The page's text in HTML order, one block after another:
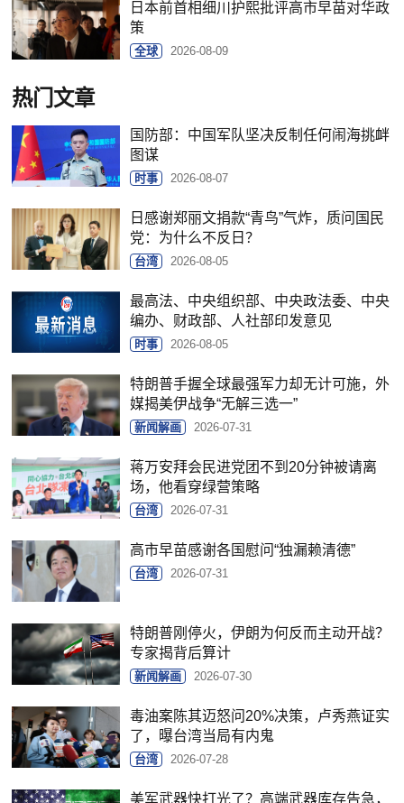
日本前首相细川护熙批评高市早苗对华政
策
全球 2026-08-09
热门文章
国防部：中国军队坚决反制任何闹海挑衅
图谋
时事 2026-08-07
日感谢郑丽文捐款“青鸟”气炸，质问国民
党：为什么不反日？
台湾 2026-08-05
最高法、中央组织部、中央政法委、中央
编办、财政部、人社部印发意见
时事 2026-08-05
特朗普手握全球最强军力却无计可施，外
媒揭美伊战争“无解三选一”
新闻解画 2026-07-31
蒋万安拜会民进党团不到20分钟被请离
场，他看穿绿营策略
台湾 2026-07-31
高市早苗感谢各国慰问“独漏赖清德”
台湾 2026-07-31
特朗普刚停火，伊朗为何反而主动开战？
专家揭背后算计
新闻解画 2026-07-30
毒油案陈其迈怒问20%决策，卢秀燕证实
了，曝台湾当局有内鬼
台湾 2026-07-28
美军武器快打光了？高端武器库存告急，